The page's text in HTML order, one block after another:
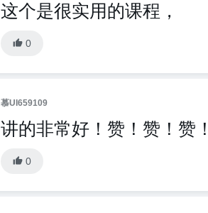
这个是很实用的课程，
0
慕UI659109
讲的非常好！赞！赞！赞
0